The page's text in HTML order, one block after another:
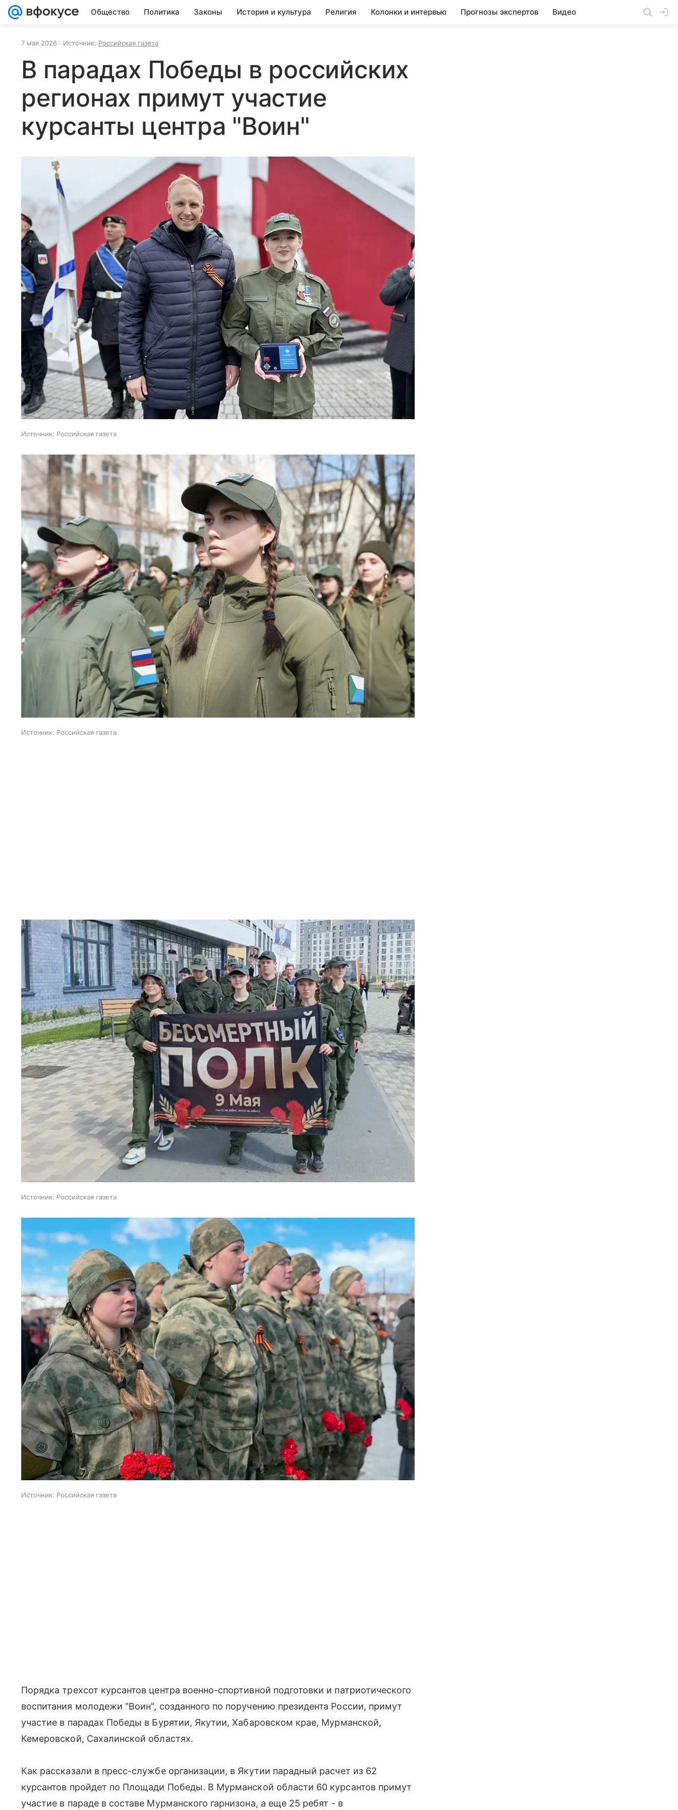
Общество Политика Законы История и культура Религия Колонки и интервью Прогнозы экспертов Видео
7 мая 2026 Источник: Российская газета
В парадах Победы в российских
регионах примут участие
курсанты центра "Воин"
Источник: Российская газета
Источник: Российская газета
Источник: Российская газета
Источник: Российская газета
Порядка трехсот курсантов центра военно-спортивной подготовки и патриотического
воспитания молодежи "Воин", созданного по поручению президента России, примут
участие в парадах Победы в Бурятии, Якутии, Хабаровском крае, Мурманской,
Кемеровской, Сахалинской областях.
Как рассказали в пресс-службе организации, в Якутии парадный расчет из 62
курсантов пройдет по Площади Победы. В Мурманской области 60 курсантов примут
участие в параде в составе Мурманского гарнизона, а еще 25 ребят - в